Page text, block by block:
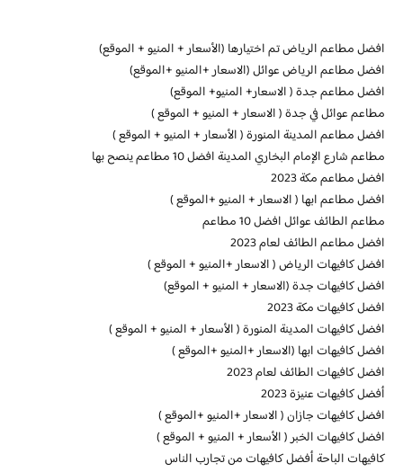
افضل مطاعم الرياض تم اختيارها (الأسعار + المنيو + الموقع)
افضل مطاعم الرياض عوائل (الاسعار +المنيو +الموقع)
افضل مطاعم جدة ( الاسعار+ المنيو+ الموقع)
مطاعم عوائل في جدة ( الاسعار + المنيو + الموقع )
افضل مطاعم المدينة المنورة ( الأسعار + المنيو + الموقع )
مطاعم شارع الإمام البخاري المدينة افضل 10 مطاعم ينصح بها
افضل مطاعم مكة 2023
افضل مطاعم ابها ( الاسعار + المنيو +الموقع )
مطاعم الطائف عوائل افضل 10 مطاعم
افضل مطاعم الطائف لعام 2023
افضل كافيهات الرياض ( الاسعار +المنيو + الموقع )
افضل كافيهات جدة (الاسعار + المنيو + الموقع)
افضل كافيهات مكة 2023
افضل كافيهات المدينة المنورة ( الأسعار + المنيو + الموقع )
افضل كافيهات ابها (الاسعار +المنيو +الموقع )
افضل كافيهات الطائف لعام 2023
أفضل كافيهات عنيزة 2023
افضل كافيهات جازان ( الاسعار +المنيو +الموقع )
افضل كافيهات الخبر ( الأسعار + المنيو + الموقع )
كافيهات الباحة أفضل كافيهات من تجارب الناس